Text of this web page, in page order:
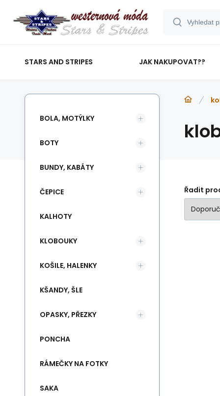
STARS AND STRIPES JAK NAKUPOVAT??
Řadit
BOLA, MOTÝLKY
BOTY
BUNDY, KABÁTY
ČEPICE
KALHOTY
KLOBOUKY
KOŠILE, HALENKY
KŠANDY, ŠLE
OPASKY, PŘEZKY
PONCHA
RÁMEČKY NA FOTKY
SAKA